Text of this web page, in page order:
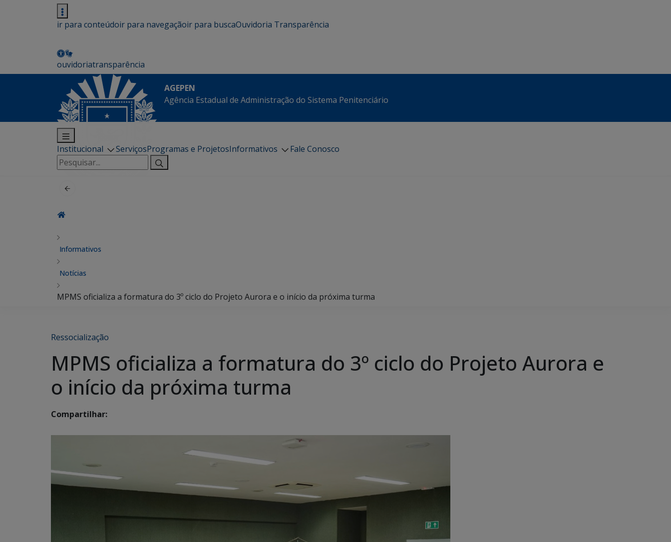
ir para conteúdoir para navegaçãoir para buscaOuvidoria Transparência
ouvidoriatransparência
AGEPEN
Agência Estadual de Administração do Sistema Penitenciário
Institucional ServiçosProgramas e ProjetosInformativos
Fale Conosco
Pesquisar
por:
Informativos
Notícias
MPMS oficializa a formatura do 3º ciclo do Projeto Aurora e o início da próxima turma
Ressocialização
MPMS oficializa a formatura do 3º ciclo do Projeto Aurora e
o início da próxima turma
Compartilhar: